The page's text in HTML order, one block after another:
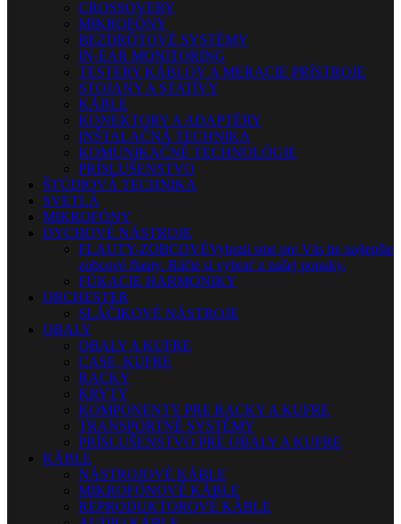
CROSSOVERY
MIKROFÓNY
BEZDRÔTOVÉ SYSTÉMY
IN-EAR MONITORING
TESTERY KÁBLOV A MERACIE PRÍSTROJE
STOJANY A STATÍVY
KÁBLE
KONEKTORY A ADAPTÉRY
INŠTALAČNÁ TECHNIKA
KOMUNIKAČNÉ TECHNOLÓGIE
PRÍSLUŠENSTVO
ŠTÚDIOVÁ TECHNIKA
SVETLÁ
MIKROFÓNY
DYCHOVÉ NÁSTROJE
FLAUTY-ZOBCOVÉVybrali sme pre Vás tie najlepšie
zobcové flauty. Ráčte si vybrať z našej ponuky.
FÚKACIE HARMONIKY
ORCHESTER
SLÁČIKOVÉ NÁSTROJE
OBALY
OBALY A KUFRE
CASE, KUFRE
RACKY
KRYTY
KOMPONENTY PRE RACKY A KUFRE
TRANSPORTNÉ SYSTÉMY
PRÍSLUŠENSTVO PRE OBALY A KUFRE
KÁBLE
NÁSTROJOVÉ KÁBLE
MIKROFÓNOVÉ KÁBLE
REPRODUKTOROVÉ KÁBLE